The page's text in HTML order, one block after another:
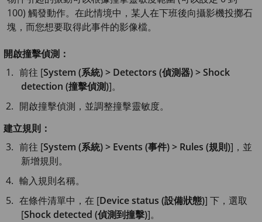
100) 觸發動作。在此情境中，某人在下班後向攝影機投擲石
塊，而您想要取得此事件的影像檔。
開啟撞擊偵測：
前往 [System (系統) > Detectors (偵測器) > Shock
detection (撞擊偵測)]。
開啟撞擊偵測，並調整撞擊靈敏度。
建立規則：
前往 [System (系統) > Events (事件) > Rules (規則)]，並
新增規則。
輸入規則名稱。
在條件清單中，在 [Device status (設備狀態)] 下，選取
[Shock detected (偵測到撞擊)]。